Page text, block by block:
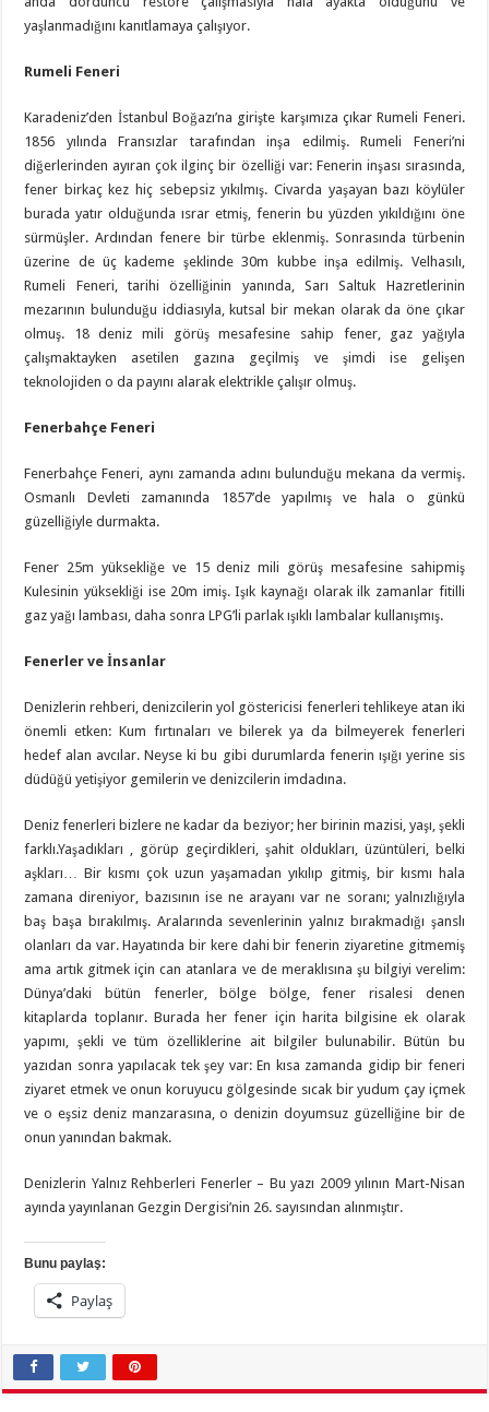
yaşlanmadığını kanıtlamaya çalışıyor.
Rumeli Feneri
Karadeniz’den İstanbul Boğazı’na girişte karşımıza çıkar Rumeli Feneri.
1856 yılında Fransızlar tarafından inşa edilmiş. Rumeli Feneri’ni
diğerlerinden ayıran çok ilginç bir özelliği var: Fenerin inşası sırasında,
fener birkaç kez hiç sebepsiz yıkılmış. Civarda yaşayan bazı köylüler
burada yatır olduğunda ısrar etmiş, fenerin bu yüzden yıkıldığını öne
sürmüşler. Ardından fenere bir türbe eklenmiş. Sonrasında türbenin
üzerine de üç kademe şeklinde 30m kubbe inşa edilmiş. Velhasılı,
Rumeli Feneri, tarihi özelliğinin yanında, Sarı Saltuk Hazretlerinin
mezarının bulunduğu iddiasıyla, kutsal bir mekan olarak da öne çıkar
olmuş. 18 deniz mili görüş mesafesine sahip fener, gaz yağıyla
çalışmaktayken asetilen gazına geçilmiş ve şimdi ise gelişen
teknolojiden o da payını alarak elektrikle çalışır olmuş.
Fenerbahçe Feneri
Fenerbahçe Feneri, aynı zamanda adını bulunduğu mekana da vermiş.
Osmanlı Devleti zamanında 1857’de yapılmış ve hala o günkü
güzelliğiyle durmakta.
Fener 25m yüksekliğe ve 15 deniz mili görüş mesafesine sahipmiş
Kulesinin yüksekliği ise 20m imiş. Işık kaynağı olarak ilk zamanlar fitilli
gaz yağı lambası, daha sonra LPG’li parlak ışıklı lambalar kullanışmış.
Fenerler ve İnsanlar
Denizlerin rehberi, denizcilerin yol göstericisi fenerleri tehlikeye atan iki
önemli etken: Kum fırtınaları ve bilerek ya da bilmeyerek fenerleri
hedef alan avcılar. Neyse ki bu gibi durumlarda fenerin ışığı yerine sis
düdüğü yetişiyor gemilerin ve denizcilerin imdadına.
Deniz fenerleri bizlere ne kadar da beziyor; her birinin mazisi, yaşı, şekli
farklı.Yaşadıkları , görüp geçirdikleri, şahit oldukları, üzüntüleri, belki
aşkları… Bir kısmı çok uzun yaşamadan yıkılıp gitmiş, bir kısmı hala
zamana direniyor, bazısının ise ne arayanı var ne soranı; yalnızlığıyla
baş başa bırakılmış. Aralarında sevenlerinin yalnız bırakmadığı şanslı
olanları da var. Hayatında bir kere dahi bir fenerin ziyaretine gitmemiş
ama artık gitmek için can atanlara ve de meraklısına şu bilgiyi verelim:
Dünya’daki bütün fenerler, bölge bölge, fener risalesi denen
kitaplarda toplanır. Burada her fener için harita bilgisine ek olarak
yapımı, şekli ve tüm özelliklerine ait bilgiler bulunabilir. Bütün bu
yazıdan sonra yapılacak tek şey var: En kısa zamanda gidip bir feneri
ziyaret etmek ve onun koruyucu gölgesinde sıcak bir yudum çay içmek
ve o eşsiz deniz manzarasına, o denizin doyumsuz güzelliğine bir de
onun yanından bakmak.
Denizlerin Yalnız Rehberleri Fenerler – Bu yazı 2009 yılının Mart-Nisan
ayında yayınlanan Gezgin Dergisi’nin 26. sayısından alınmıştır.
Bunu paylaş:
Paylaş